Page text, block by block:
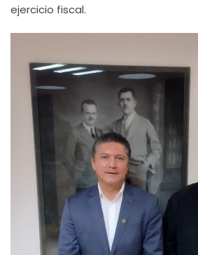
ejercicio fiscal.